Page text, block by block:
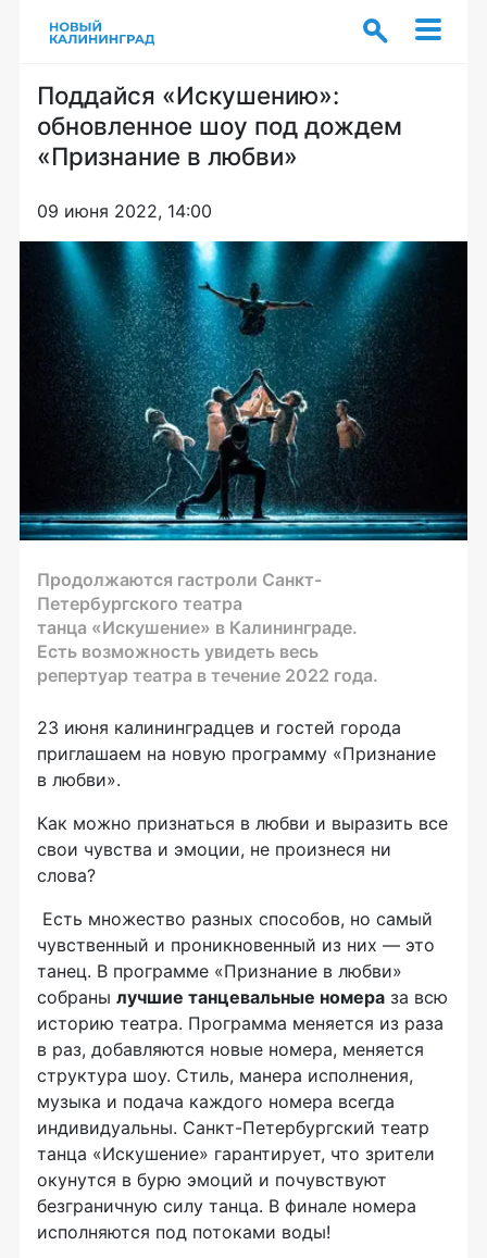
Поддайся «Искушению»:
обновленное шоу под дождем
«Признание в любви»
09 июня 2022, 14:00
Продолжаются гастроли Санкт-
Петербургского театра
танца «Искушение» в Калининграде.
Есть возможность увидеть весь
репертуар театра в течение 2022 года.
23 июня калининградцев и гостей города
приглашаем на новую программу «Признание
в любви».
Как можно признаться в любви и выразить все
свои чувства и эмоции, не произнеся ни
слова?
Есть множество разных способов, но самый
чувственный и проникновенный из них — это
танец. В программе «Признание в любви»
собраны лучшие танцевальные номера за всю
историю театра. Программа меняется из раза
в раз, добавляются новые номера, меняется
структура шоу. Стиль, манера исполнения,
музыка и подача каждого номера всегда
индивидуальны. Санкт-Петербургский театр
танца «Искушение» гарантирует, что зрители
окунутся в бурю эмоций и почувствуют
безграничную силу танца. В финале номера
исполняются под потоками воды!